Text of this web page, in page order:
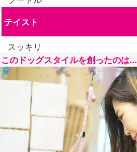
テイスト
スッキリ
このドッグスタイルを創ったのは...